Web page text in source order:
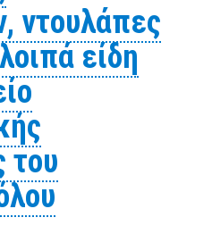
ντουλάπες
είδη
του